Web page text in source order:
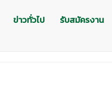
ข่าวทั่วไป รับสมัครงาน